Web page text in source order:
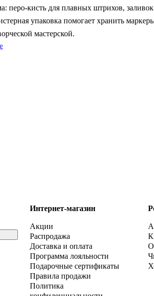
перо-кисть для плавных штрихов,
упаковка помогает хранить
мастерской.
Интернет-магазин
Акции
Распродажа
Доставка и оплата
Программа лояльности
Подарочные сертификаты
Правила продажи
Политика
О